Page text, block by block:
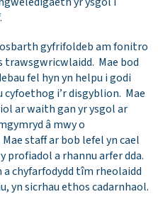
gyfrifoldeb am fonitro
trawsgwricwlaidd. Mae bod
fel hyn yn helpu i godi
cyfoethog i’r disgyblion. Mae
ar waith gan yr ysgol ar
â mwy o
staff ar bob lefel yn cael
profiadol a rhannu arfer dda.
chyfarfodydd tîm rheolaidd
yn sicrhau ethos cadarnhaol.